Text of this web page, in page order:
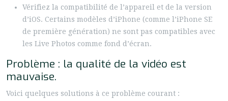
Vérifiez la compatibilité de l’appareil et de la version
d’iOS. Certains modèles d’iPhone (comme l’iPhone SE
de première génération) ne sont pas compatibles avec
les Live Photos comme fond d’écran.
Problème : la qualité de la vidéo est
mauvaise.
Voici quelques solutions à ce problème courant :